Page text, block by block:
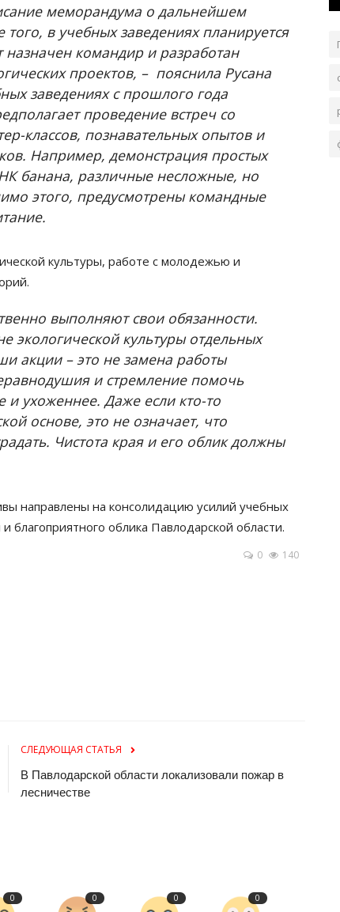
меморандума о дальнейшем
в учебных заведениях планируется
назначен командир и разработан
проектов, – пояснила Русана
заведениях с прошлого года
проведение встреч со
классов, познавательных опытов и
Например, демонстрация простых
банана, различные несложные, но
этого, предусмотрены командные
культуры, работе с молодежью и
выполняют свои обязанности.
экологической культуры отдельных
акции – это не замена работы
и стремление помочь
и ухоженнее. Даже если кто-то
основе, это не означает, что
Чистота края и его облик должны
направлены на консолидацию усилий учебных
благоприятного облика Павлодарской области.
0 140
СЛЕДУЮЩАЯ СТАТЬЯ
В Павлодарской области локализовали пожар в
лесничестве
0 0 0 0